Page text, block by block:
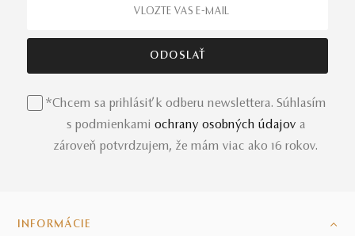
*Chcem sa prihlásiť k odberu newslettera. Súhlasím
s podmienkami ochrany osobných údajov a
zároveň potvrdzujem, že mám viac ako 16 rokov.
INFORMÁCIE